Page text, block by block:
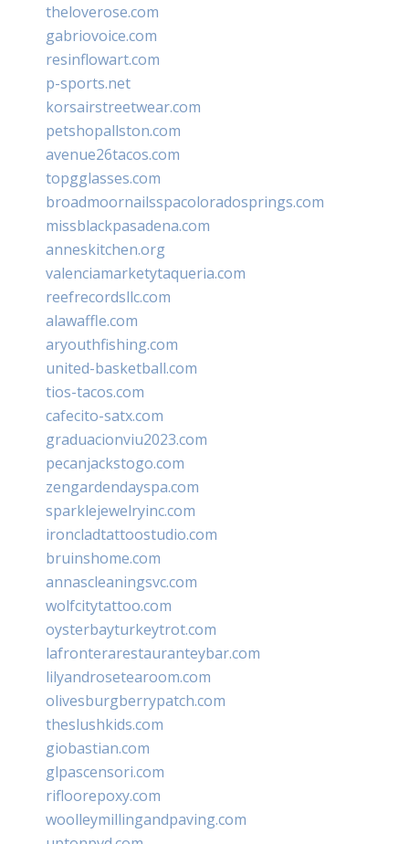
theloverose.com
gabriovoice.com
resinflowart.com
p-sports.net
korsairstreetwear.com
petshopallston.com
avenue26tacos.com
topgglasses.com
broadmoornailsspacoloradosprings.com
missblackpasadena.com
anneskitchen.org
valenciamarketytaqueria.com
reefrecordsllc.com
alawaffle.com
aryouthfishing.com
united-basketball.com
tios-tacos.com
cafecito-satx.com
graduacionviu2023.com
pecanjackstogo.com
zengardendayspa.com
sparklejewelryinc.com
ironcladtattoostudio.com
bruinshome.com
annascleaningsvc.com
wolfcitytattoo.com
oysterbayturkeytrot.com
lafronterarestauranteybar.com
lilyandrosetearoom.com
olivesburgberrypatch.com
theslushkids.com
giobastian.com
glpascensori.com
rifloorepoxy.com
woolleymillingandpaving.com